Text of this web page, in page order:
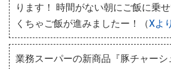
ります！ 時間がない朝にご飯に乗
くちゃご飯が進みましたー！（Xよ
業務スーパーの新商品『豚チャーシ